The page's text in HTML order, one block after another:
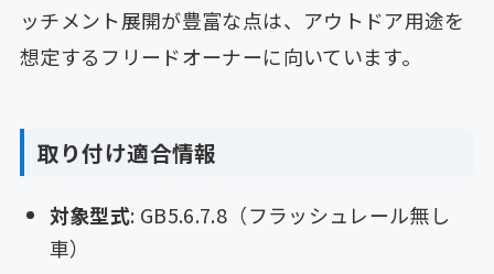
ッチメント展開が豊富な点は、アウトドア用途を
想定するフリードオーナーに向いています。
取り付け適合情報
対象型式: GB5.6.7.8（フラッシュレール無し
車）